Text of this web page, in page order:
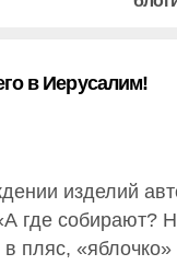
в Иерусалим!
изделий
где собирают?
пляс,